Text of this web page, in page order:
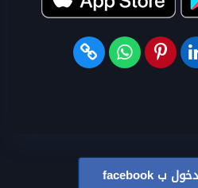
بfacebook